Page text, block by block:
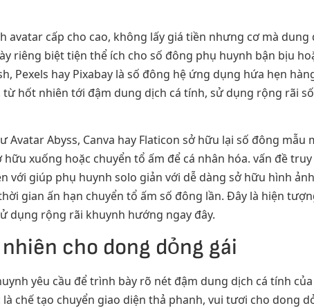
cấp cho cao, không lấy giá tiền nhưng cơ mà
riêng biệt tiện thể ích cho số đông phụ huynh bận bịu
Pexels hay Pixabay là số đông hệ ứng dụng hứa hẹn
hốt nhiên tới đậm dung dịch cá tính, sử dụng rộng rãi
Abyss, Canva hay Flaticon sở hữu lại số đông mẫu
xuống hoặc chuyển tổ ấm để cá nhân hóa. vấn đề
với giúp phụ huynh solo giản với dễ dàng sở hữu hình
gian ấn hạn chuyển tổ ấm số đông lần. Đây là hiện
dụng rộng rãi khuynh hướng ngay đây.
cho dong dỏng gái
yêu cầu để trình bày rõ nét đậm dung dịch cá tính
chế tạo chuyển giao diện thả phanh, vui tươi cho dong